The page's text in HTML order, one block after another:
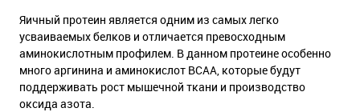
Яичный протеин является одним из самых легко
усваиваемых белков и отличается превосходным
аминокислотным профилем. В данном протеине особенно
много аргинина и аминокислот BCAA, которые будут
поддерживать рост мышечной ткани и производство
оксида азота.